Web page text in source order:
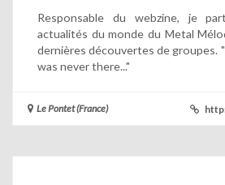
Responsable du webzine, je
actualités du monde du Metal
dernières découvertes de groupes.
was never there..."
Le Pontet (France)